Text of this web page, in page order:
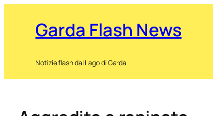
Garda Flash News
Notizie flash dal Lago di Garda